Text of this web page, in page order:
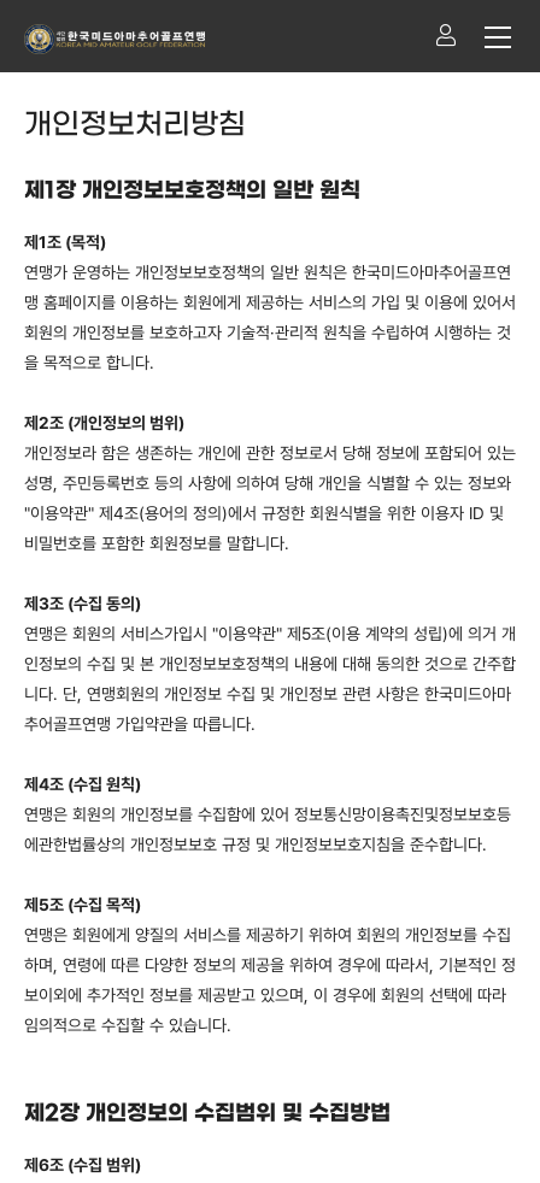
개인정보처리방침
제1장 개인정보보호정책의 일반 원칙
제1조 (목적)
연맹가 운영하는 개인정보보호정책의 일반 원칙은 한국미드아마추어골프연
맹 홈페이지를 이용하는 회원에게 제공하는 서비스의 가입 및 이용에 있어서
회원의 개인정보를 보호하고자 기술적·관리적 원칙을 수립하여 시행하는 것
을 목적으로 합니다.
제2조 (개인정보의 범위)
개인정보라 함은 생존하는 개인에 관한 정보로서 당해 정보에 포함되어 있는
성명, 주민등록번호 등의 사항에 의하여 당해 개인을 식별할 수 있는 정보와
"이용약관" 제4조(용어의 정의)에서 규정한 회원식별을 위한 이용자 ID 및
비밀번호를 포함한 회원정보를 말합니다.
제3조 (수집 동의)
연맹은 회원의 서비스가입시 "이용약관" 제5조(이용 계약의 성립)에 의거 개
인정보의 수집 및 본 개인정보보호정책의 내용에 대해 동의한 것으로 간주합
니다. 단, 연맹회원의 개인정보 수집 및 개인정보 관련 사항은 한국미드아마
추어골프연맹 가입약관을 따릅니다.
제4조 (수집 원칙)
연맹은 회원의 개인정보를 수집함에 있어 정보통신망이용촉진및정보보호등
에관한법률상의 개인정보보호 규정 및 개인정보보호지침을 준수합니다.
제5조 (수집 목적)
연맹은 회원에게 양질의 서비스를 제공하기 위하여 회원의 개인정보를 수집
하며, 연령에 따른 다양한 정보의 제공을 위하여 경우에 따라서, 기본적인 정
보이외에 추가적인 정보를 제공받고 있으며, 이 경우에 회원의 선택에 따라
임의적으로 수집할 수 있습니다.
제2장 개인정보의 수집범위 및 수집방법
제6조 (수집 범위)